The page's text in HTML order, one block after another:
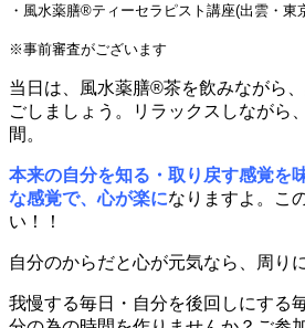
・風水薬膳®ティーセラピスト講座(出雲・東
※事前審査がございます
当日は、 風水薬膳®茶を飲みながら
ごしましょう。リラックスしながら
間。
本来の自分を知る・取り戻す感覚を
な感覚で、心が楽になりますよ。こ
い！！
自分のからだと心が元気なら、周り
我慢する毎日・自分を後回しにする